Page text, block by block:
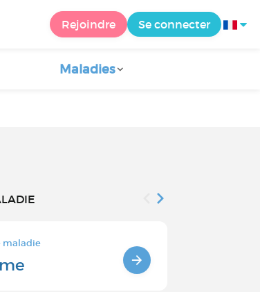
Rejoindre Se connecter
Maladies
maladie